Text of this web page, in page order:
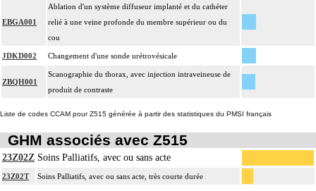
EBGA001
Ablation d'un système diffuseur implanté et du cathéter
relié à une veine profonde du membre supérieur ou du
cou
JDKD002 Changement d'une sonde urétrovésicale
ZBQH001
Scanographie du thorax, avec injection intraveineuse de
produit de contraste
Liste de codes CCAM pour Z515 générée à partir des statistiques du PMSI français
GHM associés avec Z515
23Z02Z Soins Palliatifs, avec ou sans acte
23Z02T Soins Palliatifs, avec ou sans acte, très courte durée